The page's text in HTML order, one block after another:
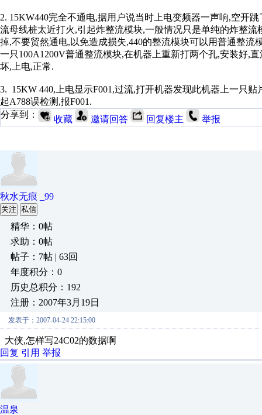
2. 15KW440完全不通电,据用户说当时上电变频器一声响,空开
流母线桩太近打火,引起炸整流模块,一般情况只是单纯的炸整
掉,不要贸然通电,以免造成损失,440的整流模块可以用普通整
一只100A1200V普通整流模块,在机器上重新打两个孔,安装好,
坏,上电,正常.
3. 15KW 440,上电显示F001,过流,打开机器发现此机器上一只
起A788误检测,报F001.
分享到：
收藏 邀请回答 回复楼主 举报
秋水无痕 _99
关注 私信
精华：0帖
求助：0帖
帖子：7帖 | 63回
年度积分：0
历史总积分：192
注册：2007年3月19日
发表于：2007-04-24 22:15:00
大侠,怎样写24C02的数据啊
回复 引用 举报
温泉